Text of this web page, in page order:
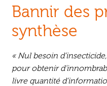
Bannir des
synthèse
« Nul besoin
pour obtenir
livre quantité